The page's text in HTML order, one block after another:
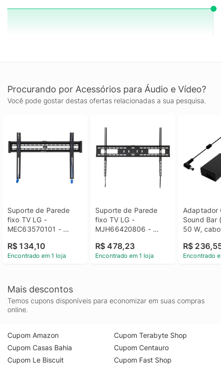
Procurando por Acessórios para Áudio e Vídeo?
Você pode gostar destas ofertas relacionadas a sua pesquisa.
Suporte de Parede
fixo TV LG -
MEC63570101 -
R$ 134,10
Encontrado em 1 loja
Suporte de Parede
fixo TV LG -
MJH66420806 -
R$ 478,23
Encontrado em 1 loja
Adaptador
Sound Bar
50 W,
incluído,
R$
Encontrado
Mais descontos
Temos cupons disponíveis para economizar em suas compras
online.
Cupom Amazon
Cupom Casas Bahia
Cupom Le Biscuit
Cupom Terabyte Shop
Cupom Centauro
Cupom Fast Shop